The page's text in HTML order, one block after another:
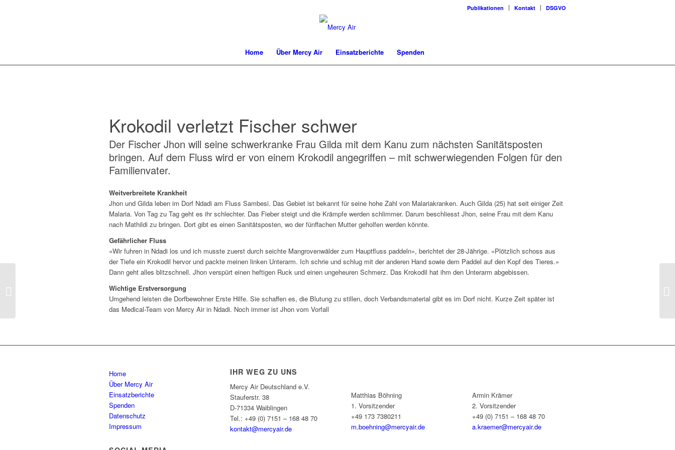
Publikationen Kontakt DSGVO
Home Über Mercy Air Einsatzberichte Spenden
Krokodil verletzt Fischer schwer
Der Fischer Jhon will seine schwerkranke Frau Gilda mit dem Kanu zum nächsten Sanitätsposten
bringen. Auf dem Fluss wird er von einem Krokodil angegriffen – mit schwerwiegenden Folgen für den
Familienvater.
Weitverbreitete Krankheit
Jhon und Gilda leben im Dorf Ndadi am Fluss Sambesi. Das Gebiet ist bekannt für seine hohe Zahl von Malariakranken. Auch Gilda (25) hat seit einiger Zeit
Malaria. Von Tag zu Tag geht es ihr schlechter. Das Fieber steigt und die Krämpfe werden schlimmer. Darum beschliesst Jhon, seine Frau mit dem Kanu
nach Mathildi zu bringen. Dort gibt es einen Sanitätsposten, wo der fünffachen Mutter geholfen werden könnte.
Gefährlicher Fluss
«Wir fuhren in Ndadi los und ich musste zuerst durch seichte Mangrovenwälder zum Hauptfluss paddeln», berichtet der 28-Jährige. «Plötzlich schoss aus
der Tiefe ein Krokodil hervor und packte meinen linken Unterarm. Ich schrie und schlug mit der anderen Hand sowie dem Paddel auf den Kopf des Tieres.»
Dann geht alles blitzschnell. Jhon verspürt einen heftigen Ruck und einen ungeheuren Schmerz. Das Krokodil hat ihm den Unterarm abgebissen.
Wichtige Erstversorgung
Umgehend leisten die Dorfbewohner Erste Hilfe. Sie schaffen es, die Blutung zu stillen, doch Verbandsmaterial gibt es im Dorf nicht. Kurze Zeit später ist
das Medical-Team von Mercy Air in Ndadi. Noch immer ist Jhon vom Vorfall
Home
Über Mercy Air
Einsatzberichte
Spenden
Datenschutz
Impressum
IHR WEG ZU UNS
Mercy Air Deutschland e.V.
Stauferstr. 38
D-71334 Waiblingen
Tel.: +49 (0) 7151 – 168 48 70
kontakt@mercyair.de
Matthias Böhning
1. Vorsitzender
+49 173 7380211
m.boehning@mercyair.de
Armin Krämer
2. Vorsitzender
+49 (0) 7151 – 168 48 70
a.kraemer@mercyair.de